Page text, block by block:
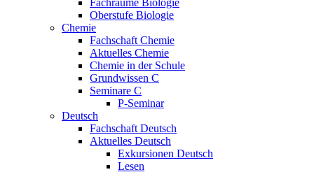
Fachräume Biologie
Oberstufe Biologie
Chemie
Fachschaft Chemie
Aktuelles Chemie
Chemie in der Schule
Grundwissen C
Seminare C
P-Seminar
Deutsch
Fachschaft Deutsch
Aktuelles Deutsch
Exkursionen Deutsch
Lesen